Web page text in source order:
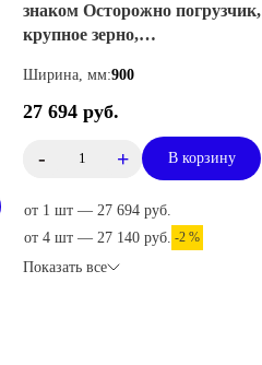
знаком Осторожно погрузчик,
крупное зерно,
Ширина, мм:900
27 694 руб.
- + В корзину
от 1 шт — 27 694 руб.
от 4 шт — 27 140 руб. -2 %
Показать все